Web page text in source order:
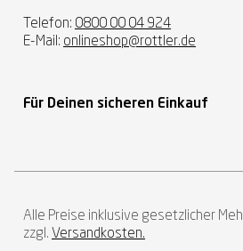
Telefon: 0800 00 04 924
E-Mail: onlineshop@rottler.de
Für Deinen sicheren Einkauf
Alle Preise inklusive gesetzlicher
zzgl. Versandkosten.